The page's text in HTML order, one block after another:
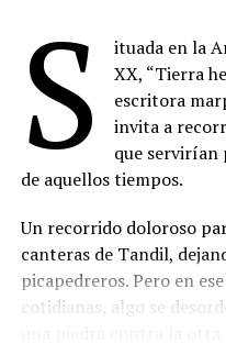
S
ituada en la
XX, “Tierra
escritora
invita a
que servirían
de aquellos tiempos.
Un recorrido doloroso
canteras de Tandil,
picapedreros. Pero en
cotidianas, algo se